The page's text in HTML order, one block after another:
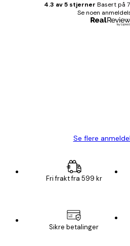
4.3 av 5 stjerner Basert på
Se noen
Se flere
Fri frakt fra 599 kr
Sikre betalinger